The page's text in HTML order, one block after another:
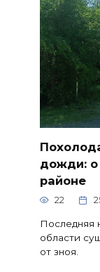
дожди: о
районе
22
Последняя
области
от зноя.